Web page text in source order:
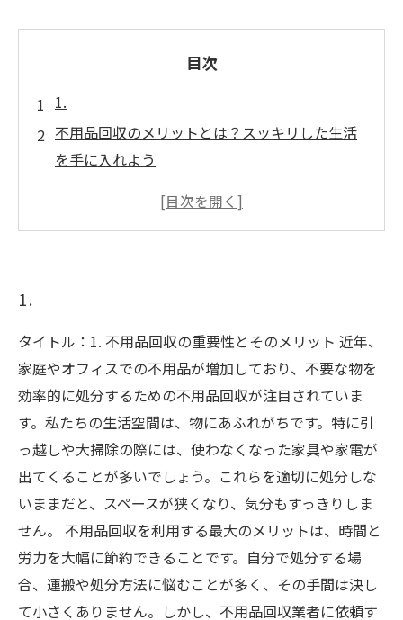
目次
1.
不用品回収のメリットとは？スッキリした生活
を手に入れよう
身近なサービスを利用して簡単に片付ける方法
す影響
1.
タイトル：1. 不用品回収の重要性とそのメリット 近年、
家庭やオフィスでの不用品が増加しており、不要な物を
効率的に処分するための不用品回収が注目されていま
す。私たちの生活空間は、物にあふれがちです。特に引
っ越しや大掃除の際には、使わなくなった家具や家電が
出てくることが多いでしょう。これらを適切に処分しな
いままだと、スペースが狭くなり、気分もすっきりしま
せん。 不用品回収を利用する最大のメリットは、時間と
労力を大幅に節約できることです。自分で処分する場
合、運搬や処分方法に悩むことが多く、その手間は決し
て小さくありません。しかし、不用品回収業者に依頼す